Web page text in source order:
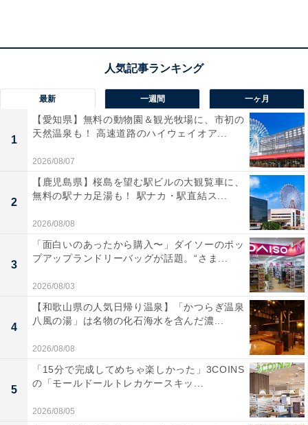
宿泊者からは「露天風呂は港を見下ろすので贅沢で不思
満足しました」という声があがっています。不思議な浮
遊感の温泉で癒やされたい人や、目の前で調理される新
鮮なフカヒレ料理を味わいたい人におすすめの宿です。
あわせて読みたい
【母畑温泉の人気ホテル】「母畑温泉 八幡
屋」は充実の温泉施設と心温まるおもてなし
※掲載されている情報は記事公開時のものです。あらか
じめご了承ください。また、記事中の宿泊プランを予約
すると、売上の一部がオールアバウトに還元されること
があります。
この記事の執筆者： All About ニュース お買
いもの部
Amazonのセール商品から売れ筋ランキングまで、毎日のお買いも
のがもっと楽しく、もっとお得になる情報をお届け。編集部員によ
最新 一週間 一ヶ月
1
【愛知県】無料の動物園＆観光牧場に、市初の
天然温泉も！ 高速道路のハイウェイオア...
2026/08/07
2
【鹿児島県】桜島を望む駅ビルの大観覧車に、
無料の駅ナカ足湯も！ 駅ナカ・駅直結ス...
2026/08/08
3
「面白いのあったから購入〜」ダイソーのポッ
プアップランドリーバッグが話題。“さま...
2026/08/03
4
【和歌山県の人気日帰り温泉】「かつらぎ温泉
八風の湯」は名物の化石海水を含んだ濃...
2026/08/08
5
「15分で完成してめちゃ楽しかった」3COINS
の「モールドールトレカケースキッ...
2026/08/05